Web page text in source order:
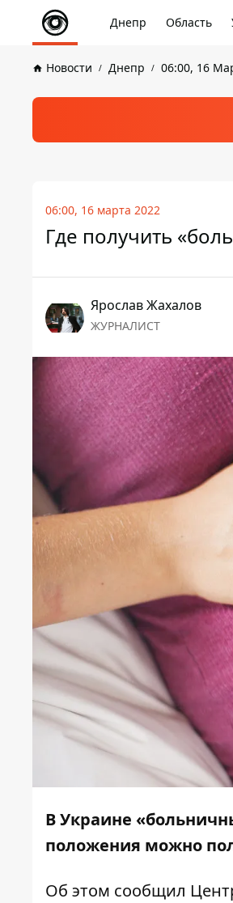
Днепр Область
Новости Днепр 06:00, 16
06:00, 16 марта 2022
Где получить
Ярослав Жахалов
ЖУРНАЛИСТ
В Украине
положения можно
Об этом сообщил